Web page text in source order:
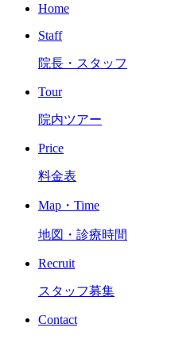
Home
Staff
院長・スタッフ
Tour
院内ツアー
Price
料金表
Map・Time
地図・診療時間
Recruit
スタッフ募集
Contact